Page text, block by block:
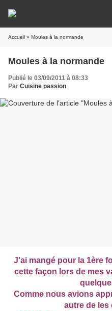
Accueil » Moules à la normande
Moules à la normande
Publié le 03/09/2011 à 08:33
Par Cuisine passion
J'ai mangé pour la 1ère
cette façon lors de mes
Comme nous avions
autre de les